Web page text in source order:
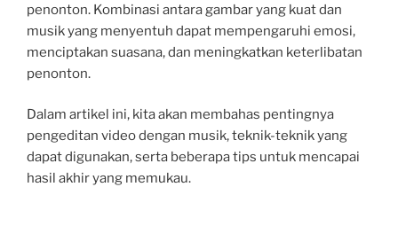
penonton. Kombinasi antara gambar yang kuat dan
musik yang menyentuh dapat mempengaruhi emosi,
menciptakan suasana, dan meningkatkan keterlibatan
penonton.
Dalam artikel ini, kita akan membahas pentingnya
pengeditan video dengan musik, teknik-teknik yang
dapat digunakan, serta beberapa tips untuk mencapai
hasil akhir yang memukau.